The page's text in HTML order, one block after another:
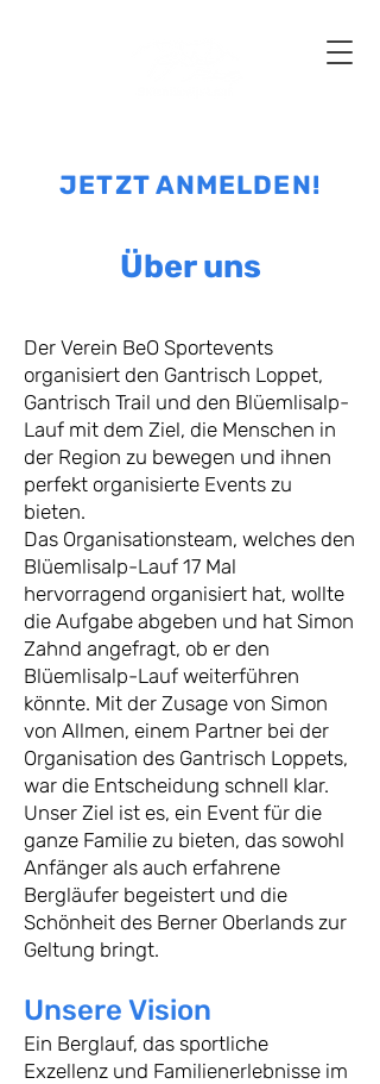
JETZT ANMELDEN!
Über uns
Der Verein BeO Sportevents
organisiert den Gantrisch Loppet,
Gantrisch Trail und den Blüemlisalp-
Lauf mit dem Ziel, die Menschen in
der Region zu bewegen und ihnen
perfekt organisierte Events zu
bieten.
Das Organisationsteam, welches den
Blüemlisalp-Lauf 17 Mal
hervorragend organisiert hat, wollte
die Aufgabe abgeben und hat Simon
Zahnd angefragt, ob er den
Blüemlisalp-Lauf weiterführen
könnte. Mit der Zusage von Simon
von Allmen, einem Partner bei der
Organisation des Gantrisch Loppets,
war die Entscheidung schnell klar.
Unser Ziel ist es, ein Event für die
ganze Familie zu bieten, das sowohl
Anfänger als auch erfahrene
Bergläufer begeistert und die
Schönheit des Berner Oberlands zur
Geltung bringt.
Unsere Vision
Ein Berglauf, das sportliche
Exzellenz und Familienerlebnisse im